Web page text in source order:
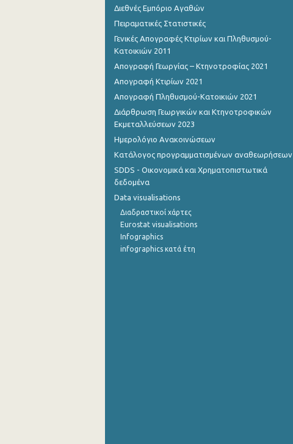
Μαΐου 2023
Απριλίου 2023
Φεβρουαρίου 2023
Ιανουαρίου 2023
Δεκεμβρίου 2022
Οκτωβρίου 2022
Αυγούστου 2022
Ιουλίου 2022
Διεθνές Εμπόριο Αγαθών
Πειραματικές Στατιστικές
Γενικές Απογραφές Κτιρίων και Πληθυσμού-
Κατοικιών 2011
Απογραφή Γεωργίας – Κτηνοτροφίας 2021
Απογραφή Κτιρίων 2021
Απογραφή Πληθυσμού-Κατοικιών 2021
Διάρθρωση Γεωργικών και Κτηνοτροφικών
Εκμεταλλεύσεων 2023
Ημερολόγιο Ανακοινώσεων
Κατάλογος προγραμματισμένων αναθεωρήσεων
SDDS - Οικονομικά και Χρηματοπιστωτικά
δεδομένα
Data visualisations
Διαδραστικοί χάρτες
Eurostat visualisations
Infographics
infographics κατά έτη